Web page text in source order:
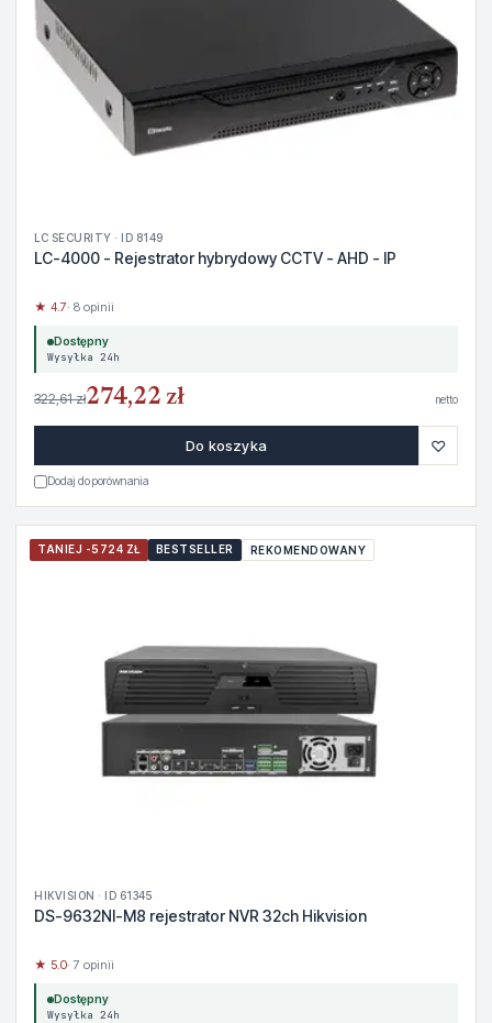
LC SECURITY · ID 8149
LC-4000 - Rejestrator hybrydowy CCTV - AHD - IP
★ 4.7· 8 opinii
Dostępny
Wysyłka 24h
322,61 zł274,22 zł netto
Do koszyka ♡
Dodaj do porównania
TANIEJ -5724 ZŁ BESTSELLER REKOMENDOWANY
HIKVISION · ID 61345
DS-9632NI-M8 rejestrator NVR 32ch Hikvision
★ 5.0· 7 opinii
Dostępny
Wysyłka 24h